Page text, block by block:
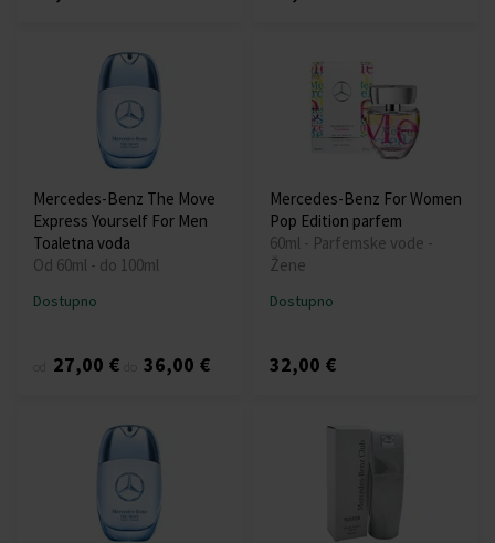
Mercedes-Benz The Move
Express Yourself For Men
Toaletna voda
Od 60ml - do 100ml
Dostupno
27,00 € 36,00 €
Mercedes-Benz For Women
Pop Edition parfem
60ml - Parfemske vode -
Žene
Dostupno
32,00 €